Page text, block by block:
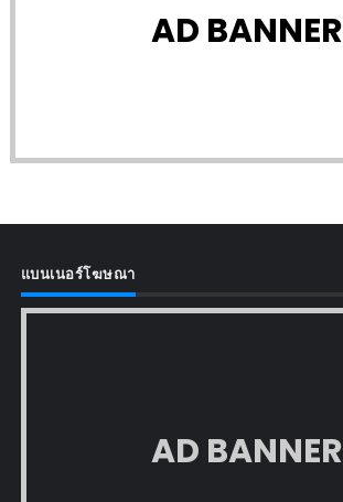
AD BANNER
แบนเนอร์โฆษณา
AD BANNER